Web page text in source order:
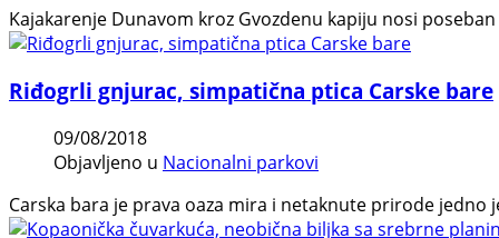
Kajakarenje Dunavom kroz Gvozdenu kapiju nosi
Riđogrli gnjurac, simpatična ptica Carske bare
09/08/2018
Objavljeno u Nacionalni parkovi
Carska bara je prava oaza mira i netaknute prirode